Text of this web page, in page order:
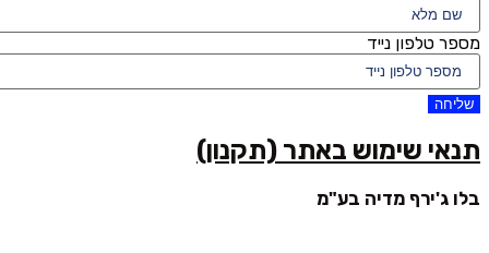
מספר טלפון נייד
שליחה
תנאי שימוש באתר (תקנון)
בלו ג'ירף מדיה בע"מ